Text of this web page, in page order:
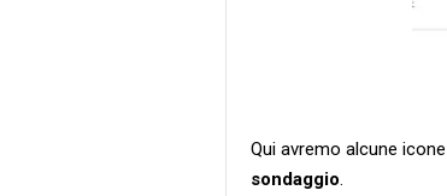
Qui avremo alcune
sondaggio.